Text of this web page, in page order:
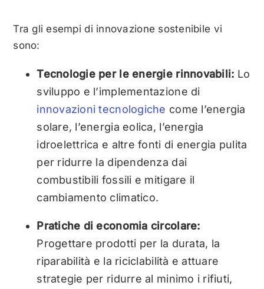
Tra gli esempi di innovazione sostenibile vi
sono:
Tecnologie per le energie rinnovabili: Lo
sviluppo e l’implementazione di
innovazioni tecnologiche come l’energia
solare, l’energia eolica, l’energia
idroelettrica e altre fonti di energia pulita
per ridurre la dipendenza dai
combustibili fossili e mitigare il
cambiamento climatico.
Pratiche di economia circolare:
Progettare prodotti per la durata, la
riparabilità e la riciclabilità e attuare
strategie per ridurre al minimo i rifiuti,